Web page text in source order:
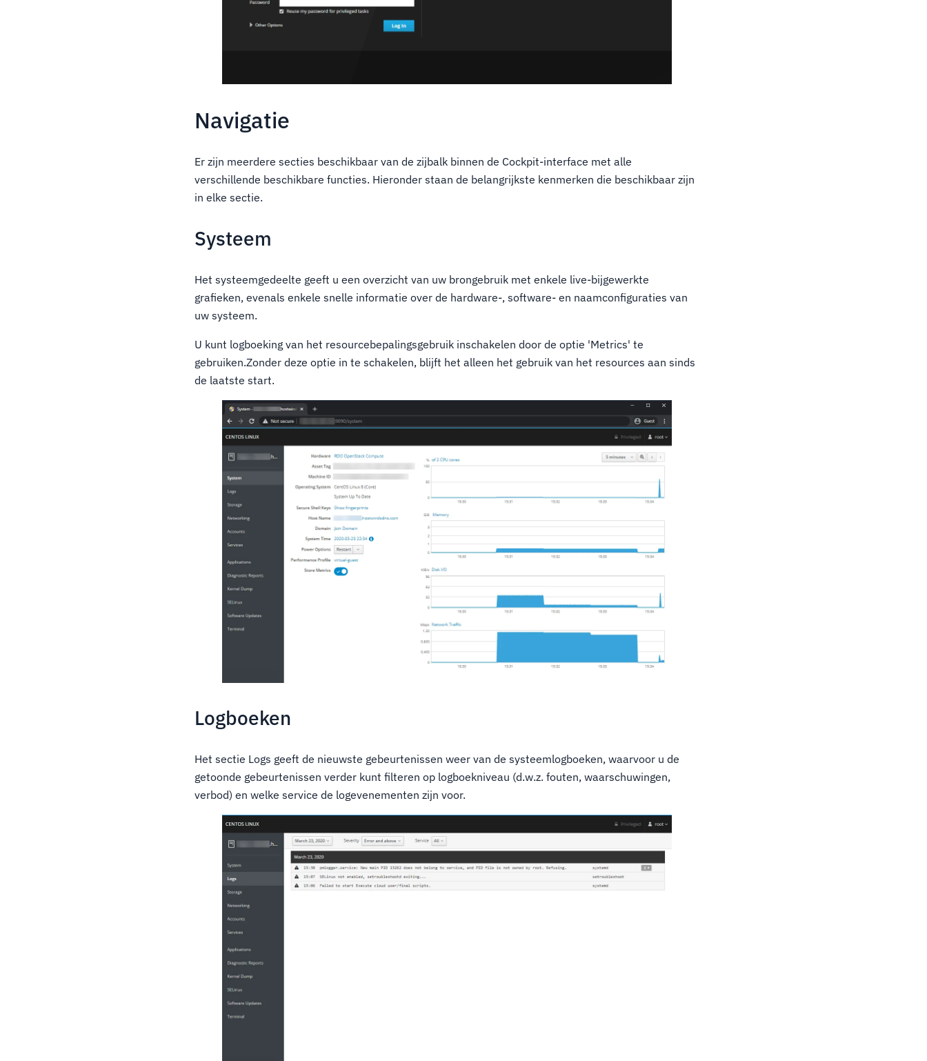
Navigatie
Er zijn meerdere secties beschikbaar van de zijbalk binnen de Cockpit-interface met alle
verschillende beschikbare functies. Hieronder staan de belangrijkste kenmerken die beschikbaar zijn
in elke sectie.
Systeem
Het systeemgedeelte geeft u een overzicht van uw brongebruik met enkele live-bijgewerkte
grafieken, evenals enkele snelle informatie over de hardware-, software- en naamconfiguraties van
uw systeem.
U kunt logboeking van het resourcebepalingsgebruik inschakelen door de optie 'Metrics' te
gebruiken.Zonder deze optie in te schakelen, blijft het alleen het gebruik van het resources aan sinds
de laatste start.
Logboeken
Het sectie Logs geeft de nieuwste gebeurtenissen weer van de systeemlogboeken, waarvoor u de
getoonde gebeurtenissen verder kunt filteren op logboekniveau (d.w.z. fouten, waarschuwingen,
verbod) en welke service de logevenementen zijn voor.